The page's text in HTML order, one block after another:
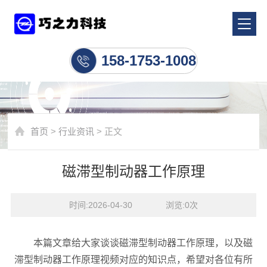
158-1753-1008
首页 >行业资讯 > 正文
磁滞型制动器工作原理
时间:2026-04-30    浏览:0次
本篇文章给大家谈谈磁滞型制动器工作原理，以及磁
滞型制动器工作原理视频对应的知识点，希望对各位有所